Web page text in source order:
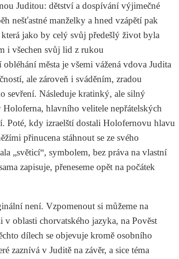
Juditou: dětství a dospívání výjimečné
nešťastné manželky a hned vzápětí pak
jako by celý svůj předešlý život byla
i všechen svůj lid z rukou
města je všemi vážená vdova Judita
ale zároveň i sváděním, zradou
sevření. Následuje kratinký, ale silný
hlavního velitele nepřátelských
Poté, kdy izraelští dostali Holofernovu hlavu
přinucena stáhnout se ze svého
„světicí“, symbolem, bez práva na vlastní
zapisuje, přeneseme opět na počátek
není. Vzpomenout si můžeme na
oblasti chorvatského jazyka, na Pověst
dílech se objevuje kromě osobního
zaznívá v Juditě na závěr, a sice téma